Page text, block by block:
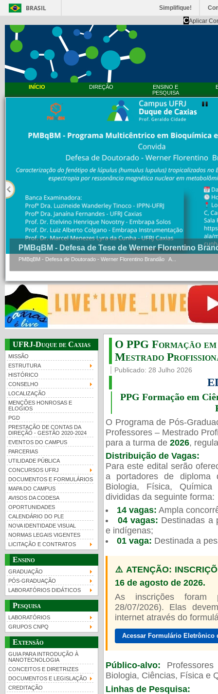
BRASIL Simplifique!
CAplicar
INÍCIO DIREÇÃO
ENSINO E
PESQUISA
PMBqBM - Defesa de Tese de Werner Florentino
PMBqBM - Defesa de Doutorado - Werner Florentino Brandão A...
UFRJ-Duque de Caxias
MISSÃO
ESTRUTURA
HISTÓRICO
CONSELHO
LOCALIZAÇÃO
MENÇÕES HONROSAS E
ELOGIOS
PGD
PRESTAÇÃO DE CONTAS DA
DIREÇÃO - GESTÃO 2020-2024
EVENTOS DO CAMPUS
PARCERIAS
UTILIDADE PÚBLICA
CONCURSOS UFRJ
DOCUMENTOS E FORMULÁRIOS
MAPA DO CAMPUS
AVISOS DA CODESA
OPORTUNIDADES
CALENDÁRIO DO PLE
NOVA IDENTIDADE VISUAL
NORMAS LEGAIS VIGENTES
LICITAÇÃO E CONTRATOS
Ensino
GRADUAÇÃO
PÓS-GRADUAÇÃO
LABORATÓRIOS DIDÁTICOS
Pesquisa
LABORATÓRIOS
GRUPOS CNPQ
Extensão
GUIA PARA INTRODUÇÃO À
NANOTECNOLOGIA
CONCEITOS E DIRETRIZES
DOCUMENTOS E LEGISLAÇÃO
CREDITAÇÃO
O PPG Formação
Mestrado
Publicado: 28 Julho 2026
PPG Formação em
O Programa de Pós-
Professores – Mestrado
para a turma de 2026,
Distribuição de Vagas:
Para este edital serão
a portadores de diploma
Biologia, Física,
divididas da seguinte forma:
14 vagas: Ampla
04 vagas: Destinadas a
e indígenas;
01 vaga: Destinada a
⚠️ ATENÇÃO:
16 de agosto de 2026.
As inscrições foram
28/07/2026). Elas
internet através do
Acessar Formulário
Público-alvo:
Biologia, Ciências, Física e
Linhas de Pesquisa:
UFRJ 100 anos